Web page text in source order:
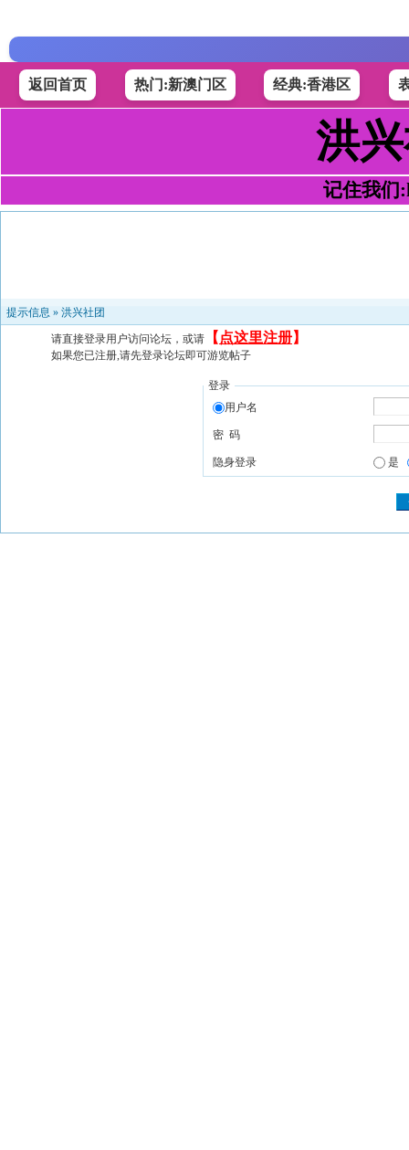
返回首页 热门:新澳门区 经典:香港区
洪
记住我们
提示信息 » 洪兴社团
请直接登录用户访问论坛，或请 【 点这里注册】
如果您已注册,请先登录论坛即可游览帖子
登录
用户名
密 码
隐身登录 是